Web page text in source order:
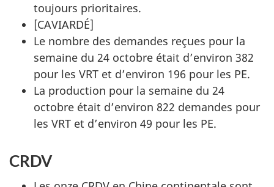
toujours prioritaires.
[CAVIARDÉ]
Le nombre des demandes reçues pour la
semaine du 24 octobre était d’environ 382
pour les VRT et d’environ 196 pour les PE.
La production pour la semaine du 24
octobre était d’environ 822 demandes pour
les VRT et d’environ 49 pour les PE.
CRDV